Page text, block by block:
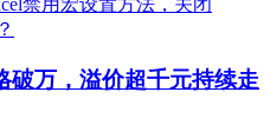
破万，溢价超千元持续走